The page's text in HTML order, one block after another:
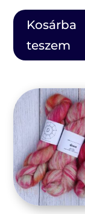
Kosárba
teszem